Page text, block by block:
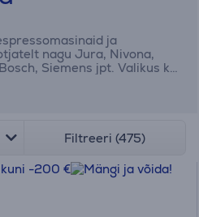
ja
nagu Jura, Nivona,
Siemens jpt. Valikus ka
ja tarvikud.
Filtreeri (475)